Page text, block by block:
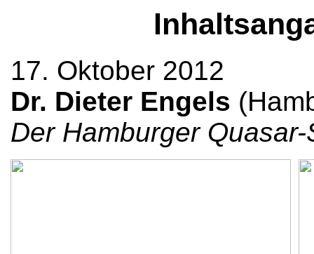
17. Oktober 2012
Dr. Dieter Engels
Der Hamburger